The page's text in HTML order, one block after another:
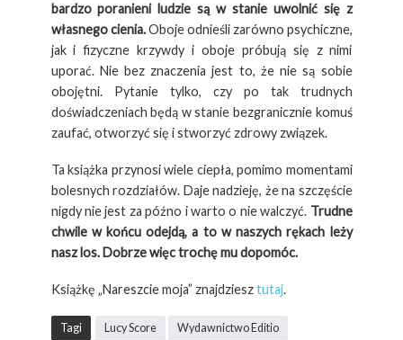
bardzo poranieni ludzie są w stanie uwolnić się z
własnego cienia.Oboje odnieśli zarówno psychiczne,
jak i fizyczne krzywdy i oboje próbują się z nimi
uporać. Nie bez znaczenia jest to, że nie są sobie
obojętni. Pytanie tylko, czy po tak trudnych
doświadczeniach będą w stanie bezgranicznie komuś
zaufać, otworzyć się i stworzyć zdrowy związek.
Ta książka przynosi wiele ciepła, pomimo momentami
bolesnych rozdziałów. Daje nadzieję, że na szczęście
nigdy nie jest za późno i warto o nie walczyć. Trudne
chwile w końcu odejdą, a to w naszych rękach leży
nasz los. Dobrze więc trochę mu dopomóc.
Książkę „Nareszcie moja” znajdziesztutaj.
Tagi Lucy Score Wydawnictwo Editio